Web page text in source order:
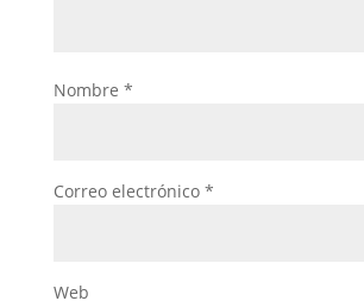
Nombre *
Correo electrónico *
Web